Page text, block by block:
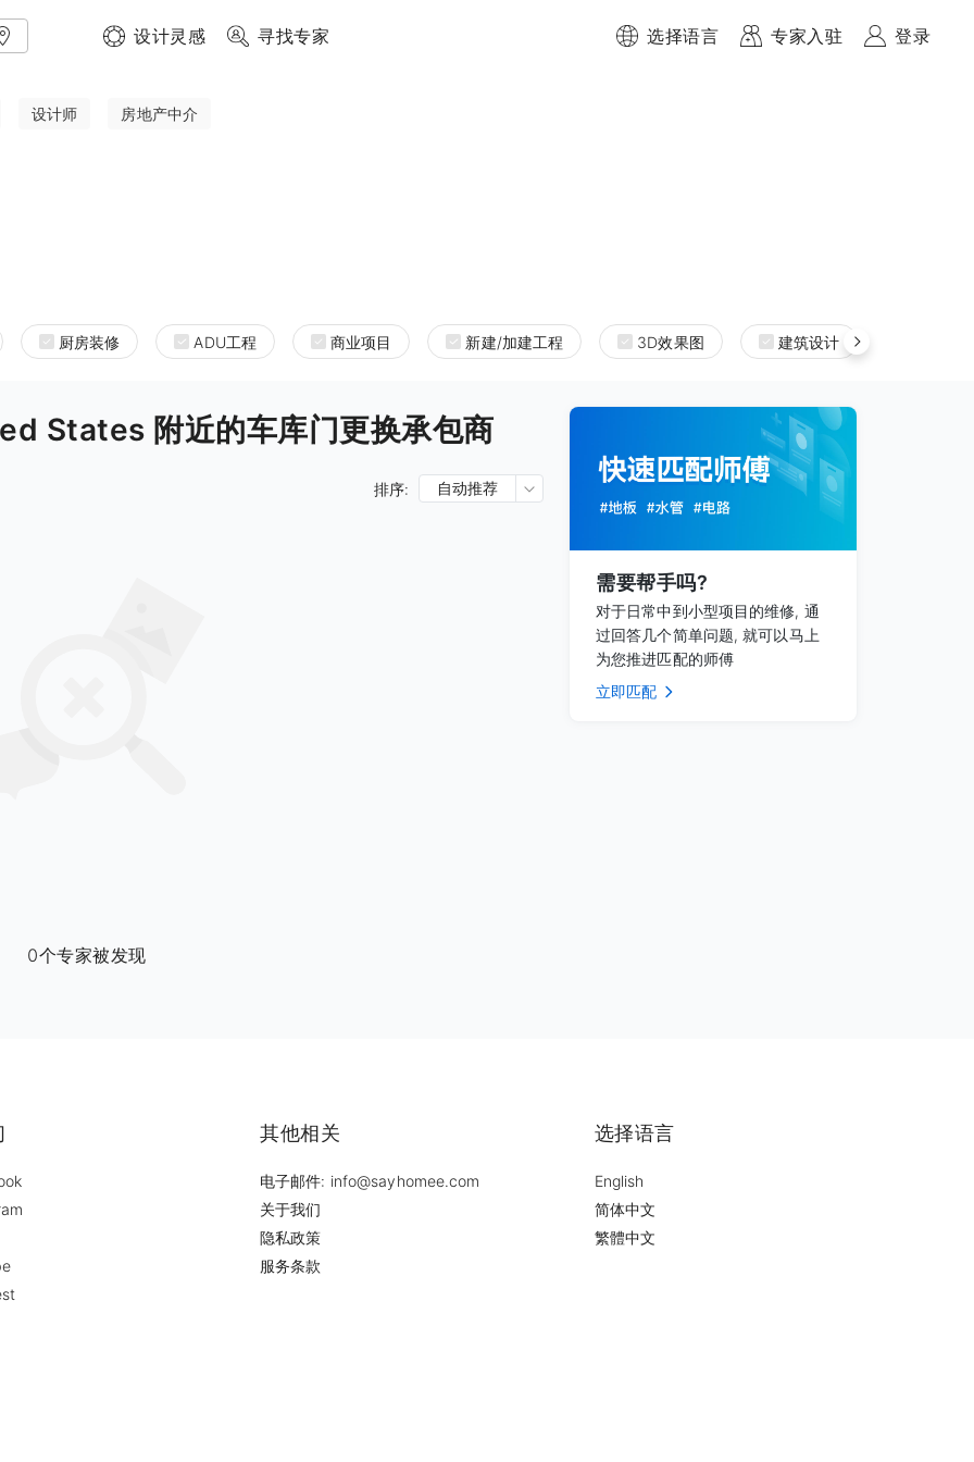
设计灵感 寻找专家 选择语言 专家入驻 登录
设计师 房地产中介
厨房装修 ADU工程 商业项目 新建/加建工程 3D效果图 建筑设计
States 附近的车库门更换承包商
排序: 自动推荐
0个专家被发现
需要帮手吗?
对于日常中到小型项目的维修, 通
过回答几个简单问题, 就可以马上
为您推进匹配的师傅
立即匹配
其他相关
电子邮件: info@sayhomee.com
关于我们
隐私政策
服务条款
选择语言
English
简体中文
繁體中文